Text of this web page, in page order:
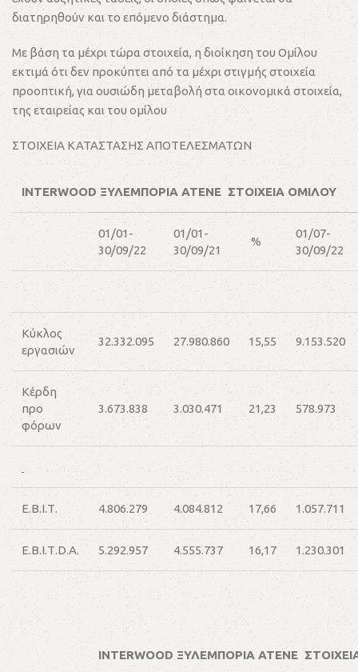
διατηρηθούν και το επόμενο διάστημα.
Με βάση τα μέχρι τώρα στοιχεία, η διοίκηση του Ομίλου
εκτιμά ότι δεν προκύπτει από τα μέχρι στιγμής στοιχεία
προοπτική, για ουσιώδη μεταβολή στα οικονομικά στοιχεία,
της εταιρείας και του ομίλου
ΣΤΟΙΧΕΙΑ ΚΑΤΑΣΤΑΣΗΣ ΑΠΟΤΕΛΕΣΜΑΤΩΝ
INTERWOOD ΞΥΛΕΜΠΟΡΙΑ ΑΤΕΝΕ ΣΤΟΙΧΕΙΑ ΟΜΙΛΟΥ
01/01-
30/09/22
01/01-
30/09/21
%
01/07-
30/09/22
Κύκλος
εργασιών
32.332.095 27.980.860 15,55 9.153.520
Κέρδη
προ
φόρων
3.673.838 3.030.471 21,23 578.973
Ε.Β.Ι.Τ. 4.806.279 4.084.812 17,66 1.057.711
Ε.Β.Ι.Τ.D.A. 5.292.957 4.555.737 16,17 1.230.301
INTERWOOD ΞΥΛΕΜΠΟΡΙΑ ΑΤΕΝΕ